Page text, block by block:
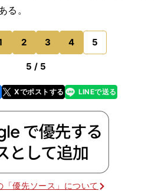
る。
のページへ
2 3 4 5
5 / 5
Xでポストする
line LINEで送る
「優先ソース」について